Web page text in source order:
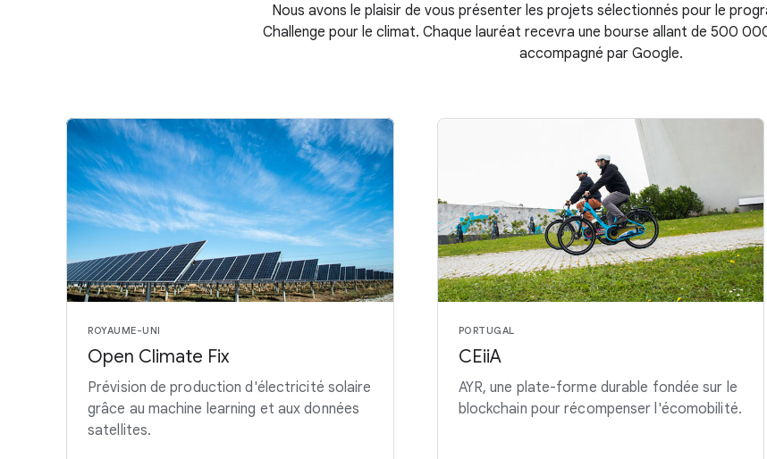
Nous avons le plaisir de vous présenter les projets sélectionnés pour le
Challenge pour le climat. Chaque lauréat recevra une bourse allant de 500
accompagné par Google.
ROYAUME-UNI
Open Climate Fix
Prévision de production d'électricité solaire
grâce au machine learning et aux données
satellites.
PORTUGAL
CEiiA
AYR, une plate-forme durable fondée sur le
blockchain pour récompenser l'écomobilité.